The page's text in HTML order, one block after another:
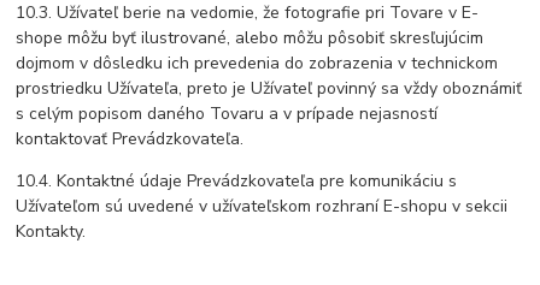
10.3. Užívateľ berie na vedomie, že fotografie pri Tovare v E-
shope môžu byť ilustrované, alebo môžu pôsobiť skresľujúcim
dojmom v dôsledku ich prevedenia do zobrazenia v technickom
prostriedku Užívateľa, preto je Užívateľ povinný sa vždy oboznámiť
s celým popisom daného Tovaru a v prípade nejasností
kontaktovať Prevádzkovateľa.
10.4. Kontaktné údaje Prevádzkovateľa pre komunikáciu s
Užívateľom sú uvedené v užívateľskom rozhraní E-shopu v sekcii
Kontakty.